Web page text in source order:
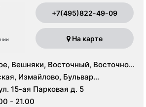
+7(495)822-49-09
На карте
Вешняки, Восточный, Восточное
Ивановское, Измайлово,
Метрогородок, Новогиреево,
Преображенское, Северное
Гора
Измайлово, Бульвар
Новокосино,
Перово, Щелковская
15-ая Парковая д. 5
- 21.00